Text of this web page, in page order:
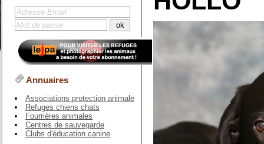
Annuaires
Associations protection animale
Refuges chiens chats
Fourrières animales
Centres de sauvegarde
Clubs d'éducation canine